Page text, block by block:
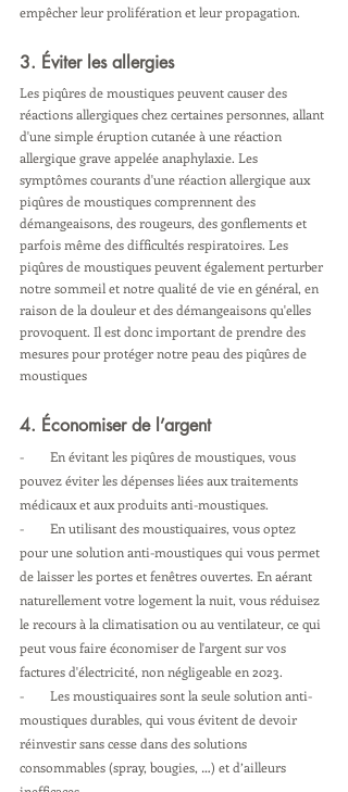
empêcher leur prolifération et leur propagation.
3. Éviter les allergies
Les piqûres de moustiques peuvent causer des
réactions allergiques chez certaines personnes, allant
d'une simple éruption cutanée à une réaction
allergique grave appelée anaphylaxie. Les
symptômes courants d'une réaction allergique aux
piqûres de moustiques comprennent des
démangeaisons, des rougeurs, des gonflements et
parfois même des difficultés respiratoires. Les
piqûres de moustiques peuvent également perturber
notre sommeil et notre qualité de vie en général, en
raison de la douleur et des démangeaisons qu'elles
provoquent. Il est donc important de prendre des
mesures pour protéger notre peau des piqûres de
moustiques
4. Économiser de l’argent
-        En évitant les piqûres de moustiques, vous
pouvez éviter les dépenses liées aux traitements
médicaux et aux produits anti-moustiques.
-        En utilisant des moustiquaires, vous optez
pour une solution anti-moustiques qui vous permet
de laisser les portes et fenêtres ouvertes. En aérant
naturellement votre logement la nuit, vous réduisez
le recours à la climatisation ou au ventilateur, ce qui
peut vous faire économiser de l'argent sur vos
factures d'électricité, non négligeable en 2023.
-        Les moustiquaires sont la seule solution anti-
moustiques durables, qui vous évitent de devoir
réinvestir sans cesse dans des solutions
consommables (spray, bougies, …) et d’ailleurs